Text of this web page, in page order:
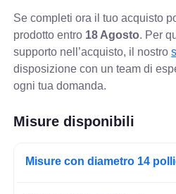
Se completi ora il tuo acquisto
prodotto entro 18 Agosto. Per
supporto nell’acquisto, il nostro
disposizione con un team di
ogni tua domanda.
Misure disponibili
Misure con diametro 14